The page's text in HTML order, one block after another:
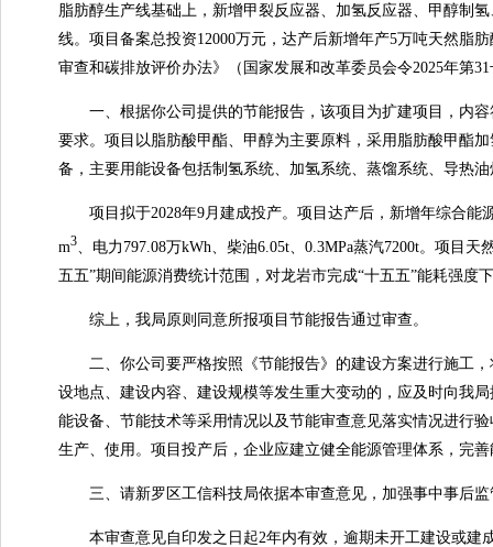
脂肪醇生产线基础上，新增甲裂反应器、加氢反应器、甲醇制
线。项目备案总投资12000万元，达产后新增年产5万吨天然脂
审查和碳排放评价办法》（国家发展和改革委员会令2025年第
一、根据你公司提供的节能报告，该项目为扩建项目，内容
要求。项目以脂肪酸甲酯、甲醇为主要原料，采用脂肪酸甲酯
备，主要用能设备包括制氢系统、加氢系统、蒸馏系统、导热
项目拟于2028年9月建成投产。项目达产后，新增年综合能源
m3、电力797.08万kWh、柴油6.05t、0.3MPa蒸汽7200t。项目
五五”期间能源消费统计范围，对龙岩市完成“十五五”能耗强度
综上，我局原则同意所报项目节能报告通过审查。
二、你公司要严格按照《节能报告》的建设方案进行施工，
设地点、建设内容、建设规模等发生重大变动的，应及时向我
能设备、节能技术等采用情况以及节能审查意见落实情况进行
生产、使用。项目投产后，企业应建立健全能源管理体系，完
三、请新罗区工信科技局依据本审查意见，加强事中事后监
本审查意见自印发之日起2年内有效，逾期未开工建设或建